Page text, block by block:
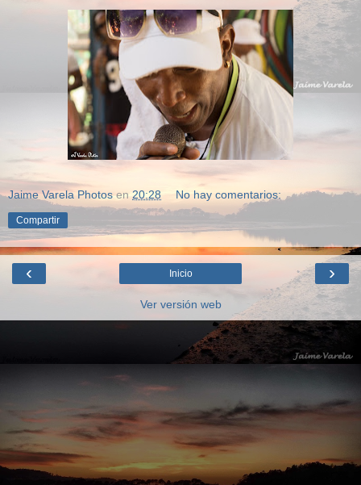
Jaime Varela Photos en 20:28 No hay comentarios:
Compartir
‹ ›
Inicio
Ver versión web